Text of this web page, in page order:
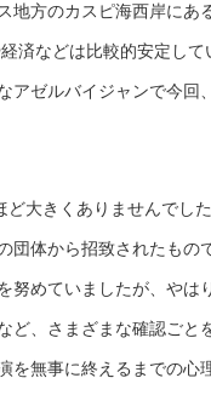
地方のカスピ海西岸にあ
済などは比較的安定して
アゼルバイジャンで今回
大きくありませんでし
体から招致されたもの
努めていましたが、やは
ど、さまざまな確認ごと
を無事に終えるまでの心